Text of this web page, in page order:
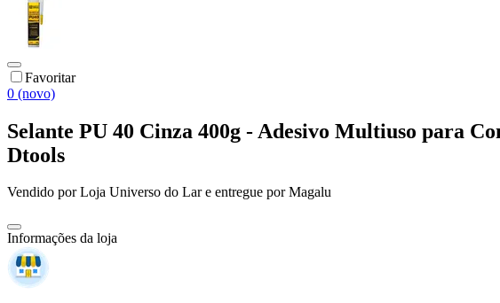
Favoritar
0 (novo)
Selante PU 40 Cinza 400g - Adesivo Multiuso para
Dtools
Vendido porLoja Universo do Lare entregue por Magalu
Informações da loja